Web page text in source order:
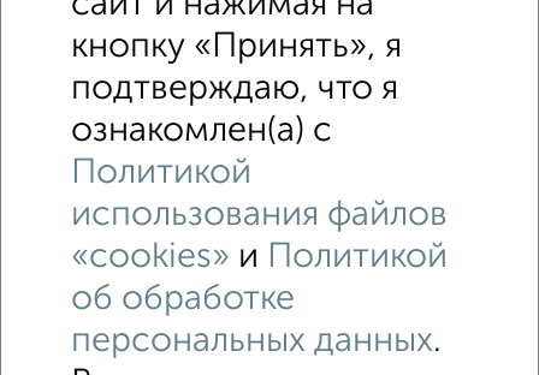
Рядом, с меньшей ценой
Недалеко от Кооперативная с ценой ниже
Поиск по схожим параметрам:
Кировский район на улице Кооперативная
кнопку «Принять», я
подтверждаю, что я
ознакомлен(а) с
Политикой
использования файлов
«cookies» и
Политикой
об обработке
персональных данных.